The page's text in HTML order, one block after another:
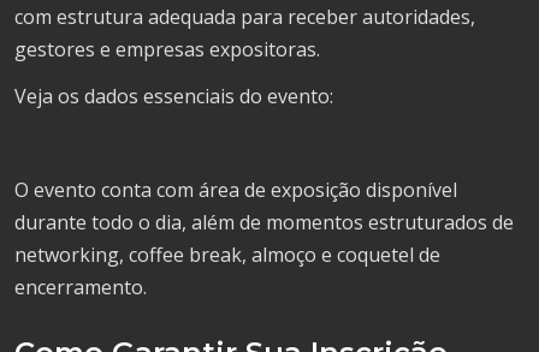
com estrutura adequada para receber autoridades,
gestores e empresas expositoras.
Veja os dados essenciais do evento:
O evento conta com área de exposição disponível
durante todo o dia, além de momentos estruturados de
networking, coffee break, almoço e coquetel de
encerramento.